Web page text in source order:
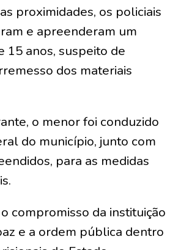
proximidades, os policiais
e apreenderam um
15 anos, suspeito de
dos materiais
o menor foi conduzido
do município, junto com
para as medidas
compromisso da instituição
e a ordem pública dentro